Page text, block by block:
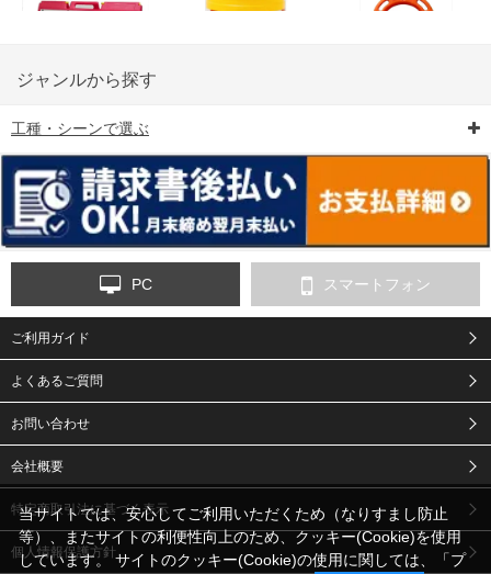
6-矢印板/LED矢印板
ンス
9-点字マット・タイ
12-安全ベスト
13-誘導灯・誘導棒・
14-ライフジャケット
ジャンルから探す
工種・シーンで選ぶ
PC スマートフォン
ご利用ガイド
よくあるご質問
お問い合わせ
会社概要
特定商取引法に基づく表示
個人情報保護方針
当サイトでは、安心してご利用いただくため（なりすまし防止
等）、またサイトの利便性向上のため、クッキー(Cookie)を使用
しています。 サイトのクッキー(Cookie)の使用に関しては、「プ